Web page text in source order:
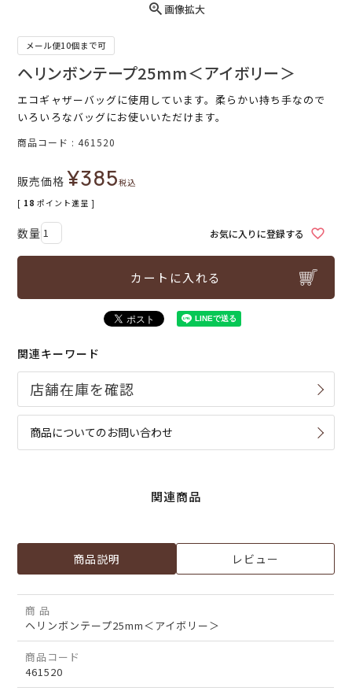
画像拡大
メール便10個まで可
ヘリンボンテープ25mm＜アイボリー＞
エコギャザーバッグに使用しています。柔らかい持ち手なので
いろいろなバッグにお使いいただけます。
商品コード 461520
販売価格 ¥385税込
[ 18 ポイント進呈 ]
お気に入りに登録する
カートに入れる
関連キーワード
商品についてのお問い合わせ
関連商品
商品説明 レビュー
商 品
ヘリンボンテープ25mm＜アイボリー＞
商品コード
461520